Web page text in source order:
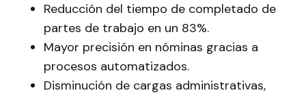
Reducción del tiempo de completado de
partes de trabajo en un 83%.
Mayor precisión en nóminas gracias a
procesos automatizados.
Disminución de cargas administrativas,